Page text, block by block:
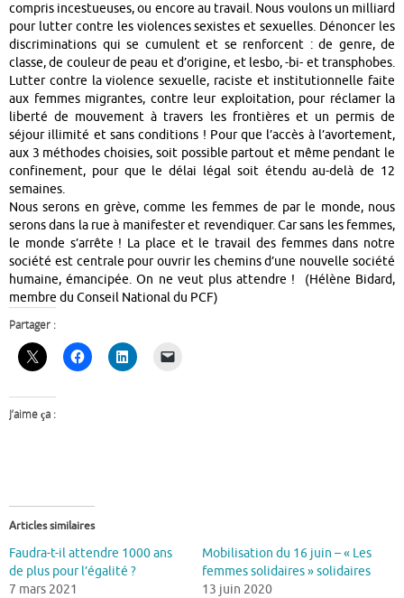
compris incestueuses, ou encore au travail. Nous voulons un milliard
pour lutter contre les violences sexistes et sexuelles. Dénoncer les
discriminations qui se cumulent et se renforcent : de genre, de
classe, de couleur de peau et d’origine, et lesbo, -bi- et transphobes.
Lutter contre la violence sexuelle, raciste et institutionnelle faite
aux femmes migrantes, contre leur exploitation, pour réclamer la
liberté de mouvement à travers les frontières et un permis de
séjour illimité et sans conditions ! Pour que l’accès à l’avortement,
aux 3 méthodes choisies, soit possible partout et même pendant le
confinement, pour que le délai légal soit étendu au-delà de 12
semaines.
Nous serons en grève, comme les femmes de par le monde, nous
serons dans la rue à manifester et revendiquer. Car sans les femmes,
le monde s’arrête ! La place et le travail des femmes dans notre
société est centrale pour ouvrir les chemins d’une nouvelle société
humaine, émancipée. On ne veut plus attendre ! (Hélène Bidard,
membre du Conseil National du PCF)
Partager :
J’aime ça :
Articles similaires
Faudra-t-il attendre 1000 ans
de plus pour l’égalité ?
7 mars 2021
Mobilisation du 16 juin – « Les
femmes solidaires » solidaires
13 juin 2020